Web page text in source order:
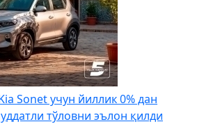
Sonet учун йиллик 0% дан
тўловни эълон қилди